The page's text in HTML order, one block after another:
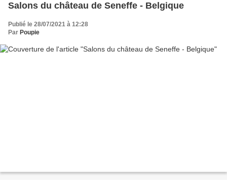
Salons du château de Seneffe - Belgique
Publié le 28/07/2021 à 12:28
Par Poupie